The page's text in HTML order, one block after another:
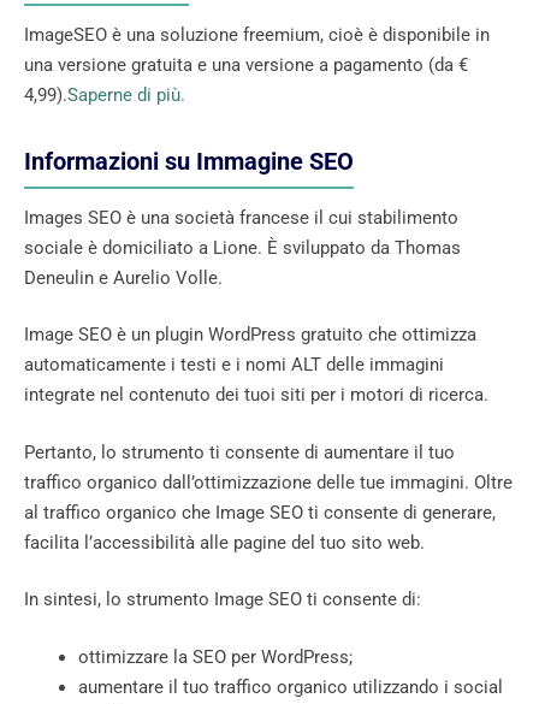
ImageSEO è una soluzione freemium, cioè è disponibile in
una versione gratuita e una versione a pagamento (da €
4,99).Saperne di più.
Informazioni su Immagine SEO
Images SEO è una società francese il cui stabilimento
sociale è domiciliato a Lione. È sviluppato da Thomas
Deneulin e Aurelio Volle.
Image SEO è un plugin WordPress gratuito che ottimizza
automaticamente i testi e i nomi ALT delle immagini
integrate nel contenuto dei tuoi siti per i motori di ricerca.
Pertanto, lo strumento ti consente di aumentare il tuo
traffico organico dall’ottimizzazione delle tue immagini. Oltre
al traffico organico che Image SEO ti consente di generare,
facilita l’accessibilità alle pagine del tuo sito web.
In sintesi, lo strumento Image SEO ti consente di:
ottimizzare la SEO per WordPress;
aumentare il tuo traffico organico utilizzando i social